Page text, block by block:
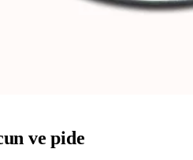
ve pide